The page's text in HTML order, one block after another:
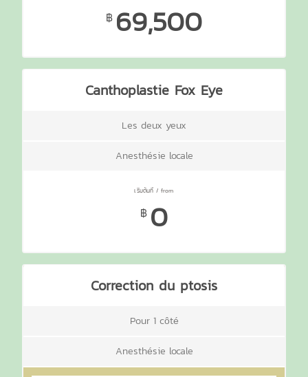
฿ 69,500
Canthoplastie Fox Eye
Les deux yeux
Anesthésie locale
฿ 0
Correction du ptosis
Pour 1 côté
Anesthésie locale